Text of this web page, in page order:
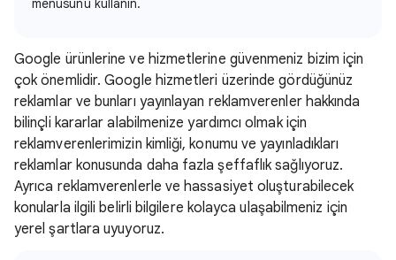
menüsünü kullanın.
Google ürünlerine ve hizmetlerine güvenmeniz bizim için
çok önemlidir. Google hizmetleri üzerinde gördüğünüz
reklamlar ve bunları yayınlayan reklamverenler hakkında
bilinçli kararlar alabilmenize yardımcı olmak için
reklamverenlerimizin kimliği, konumu ve yayınladıkları
reklamlar konusunda daha fazla şeffaflık sağlıyoruz.
Ayrıca reklamverenlerle ve hassasiyet oluşturabilecek
konularla ilgili belirli bilgilere kolayca ulaşabilmeniz için
yerel şartlara uyuyoruz.